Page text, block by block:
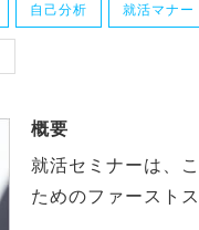
自己分析 就活マナー
概要
就活セミナーは、
ためのファースト